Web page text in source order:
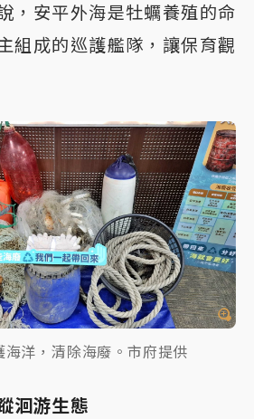
，安平外海是牡蠣養殖的命
組成的巡護艦隊，讓保育觀
海洋，清除海廢。市府提供
洄游生態